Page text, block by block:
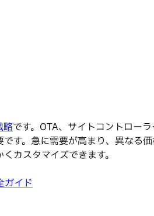
略です。OTA、サイトコントロー
す。急に需要が高まり、異なる
カスタマイズできます。
ガイド